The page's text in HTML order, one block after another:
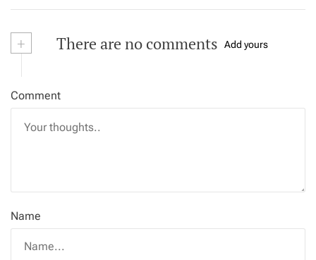
+ There are no comments Add yours
Comment
Name